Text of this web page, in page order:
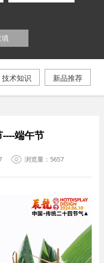
填
技术知识 新品推荐
端午节
浏览量：5657